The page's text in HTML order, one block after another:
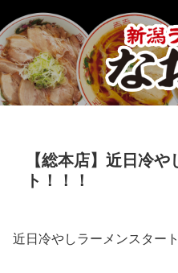
【総本店】近日冷
ト！！！
近日冷やしラーメンスタート